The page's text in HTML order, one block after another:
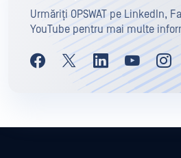
Urmăriți OPSWAT pe LinkedIn,
YouTube pentru mai multe